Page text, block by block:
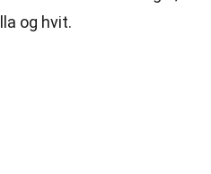
og hvit.